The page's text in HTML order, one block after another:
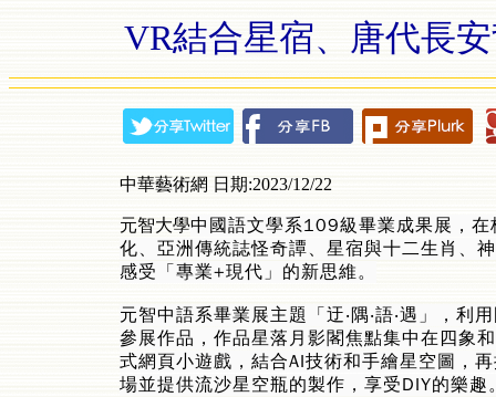
VR結合星宿、唐代長
中華藝術網 日期:2023/12/22
元智大學中國語文學系109級畢業成果展，
化、亞洲傳統誌怪奇譚、星宿與十二生肖、
感受「專業+現代」的新思維。
元智中語系畢業展主題「迂‧隅‧語‧遇」，
參展作品，作品星落月影閣焦點集中在四象
式網頁小遊戲，結合AI技術和手繪星空圖，
場並提供流沙星空瓶的製作，享受DIY的樂趣